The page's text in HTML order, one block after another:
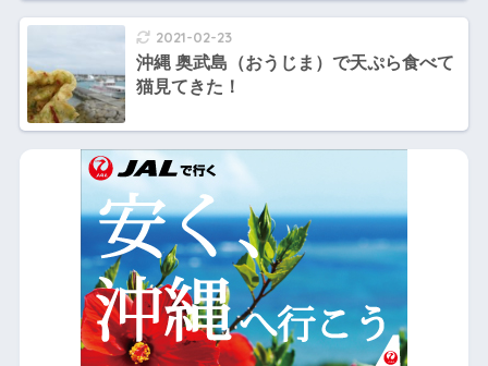
2021-02-23
沖縄 奥武島（おうじま）で天ぷら食べて
猫見てきた！